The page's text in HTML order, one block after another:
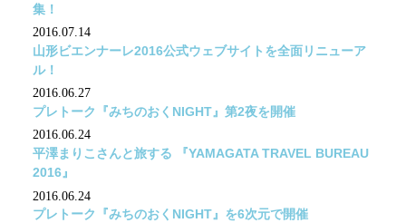
集！
2016.07.14
山形ビエンナーレ2016公式ウェブサイトを全面リニューア
ル！
2016.06.27
プレトーク『みちのおくNIGHT』第2夜を開催
2016.06.24
平澤まりこさんと旅する 『YAMAGATA TRAVEL BUREAU
2016』
2016.06.24
プレトーク『みちのおくNIGHT』を6次元で開催